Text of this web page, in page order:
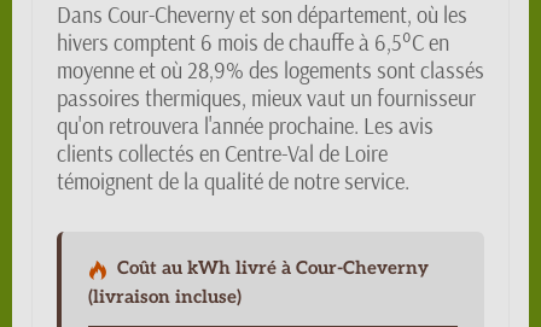
Dans Cour-Cheverny et son département, où les
hivers comptent 6 mois de chauffe à 6,5°C en
moyenne et où 28,9% des logements sont classés
passoires thermiques, mieux vaut un fournisseur
qu'on retrouvera l'année prochaine. Les avis
clients collectés en Centre-Val de Loire
témoignent de la qualité de notre service.
Coût au kWh livré à Cour-Cheverny
(livraison incluse)